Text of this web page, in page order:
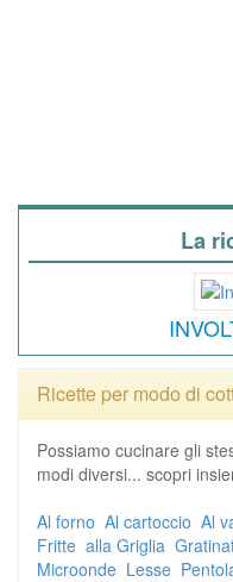
La
Ricette per modo di
Possiamo cucinare gli
modi diversi... scopri
Al forno Al cartoccio Al
Fritte alla Griglia
Microonde Lesse